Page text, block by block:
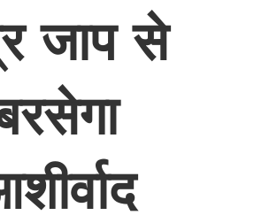
जाप से